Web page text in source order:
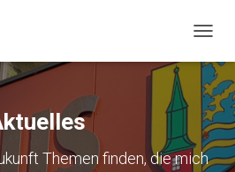
Themen finden, die mich